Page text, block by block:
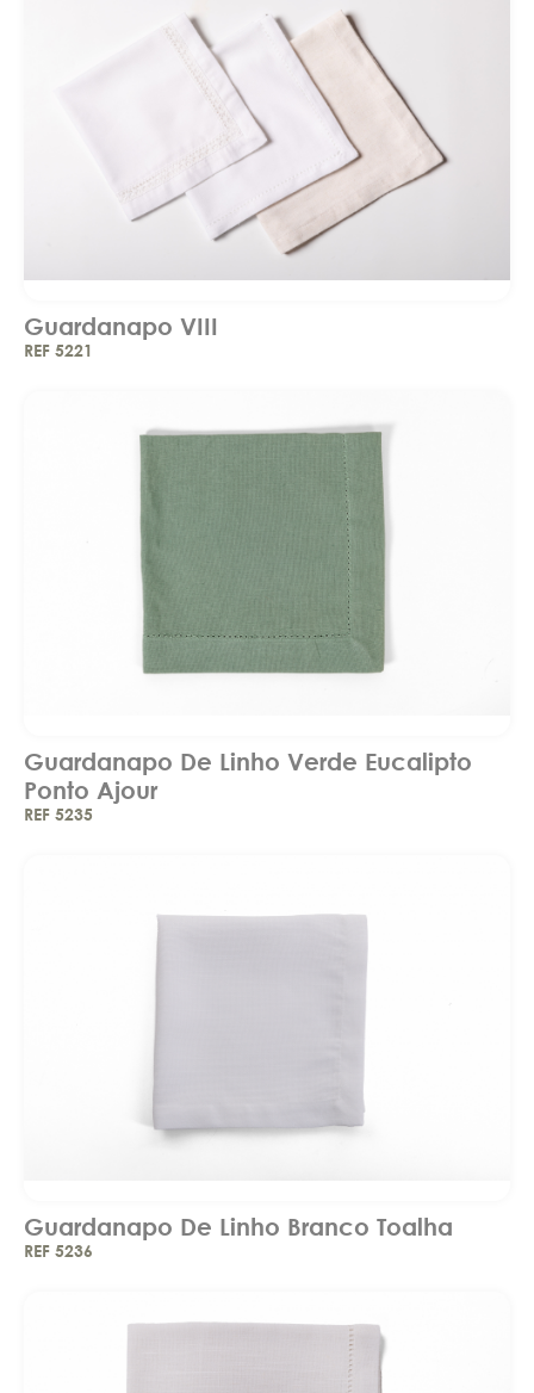
Guardanapo VIII
REF 5221
Guardanapo De Linho Verde Eucalipto
Ponto Ajour
REF 5235
Guardanapo De Linho Branco Toalha
REF 5236